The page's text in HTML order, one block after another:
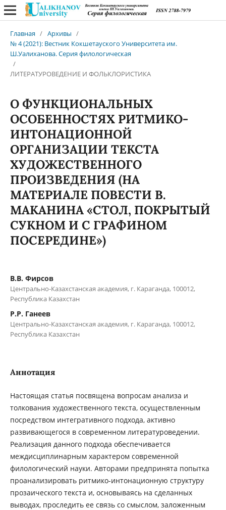
Главная / Архивы /
№ 4 (2021): Вестник Кокшетауского Университета им.
Ш.Уалиханова. Серия филологическая
/
ЛИТЕРАТУРОВЕДЕНИЕ И ФОЛЬКЛОРИСТИКА
О ФУНКЦИОНАЛЬНЫХ
ОСОБЕННОСТЯХ РИТМИКО-
ИНТОНАЦИОННОЙ
ОРГАНИЗАЦИИ ТЕКСТА
ХУДОЖЕСТВЕННОГО
ПРОИЗВЕДЕНИЯ (НА
МАТЕРИАЛЕ ПОВЕСТИ В.
МАКАНИНА «СТОЛ, ПОКРЫТЫЙ
СУКНОМ И С ГРАФИНОМ
ПОСЕРЕДИНЕ»)
В.В. Фирсов
Центрально-Казахстанская академия, г. Караганда, 100012,
Республика Казахстан
Р.Р. Ганеев
Центрально-Казахстанская академия, г. Караганда, 100012,
Республика Казахстан
Аннотация
Настоящая статья посвящена вопросам анализа и
толкования художественного текста, осуществленным
посредством интегративного подхода, активно
развивающегося в современном литературоведении.
Реализация данного подхода обеспечивается
междисциплинарным характером современной
филологический науки. Авторами предпринята попытка
проанализировать ритмико-интонационную структуру
прозаического текста и, основываясь на сделанных
выводах, проследить ее связь со смыслом, заложенным